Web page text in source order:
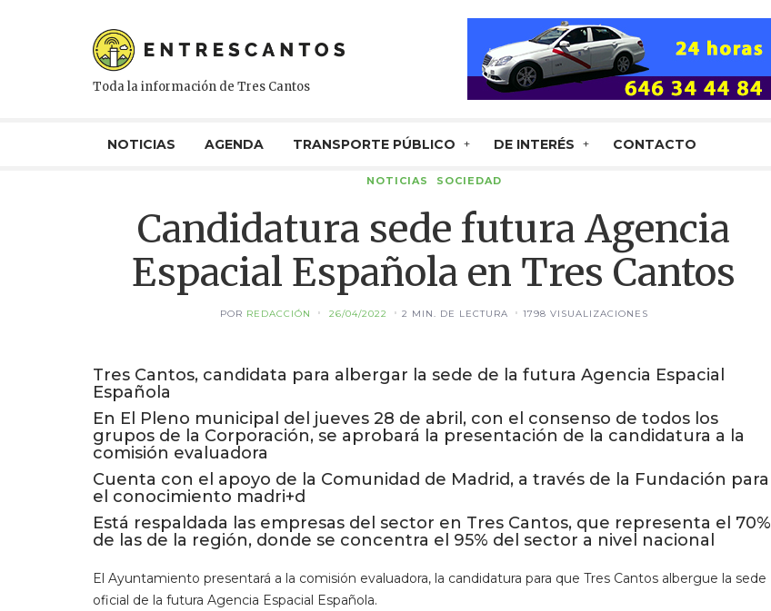
Toda la información de Tres Cantos
NOTICIAS AGENDA TRANSPORTE PÚBLICO DE INTERÉS CONTACTO
NOTICIAS SOCIEDAD
Candidatura sede futura Agencia
Espacial Española en Tres Cantos
POR REDACCIÓN 26/04/2022 2 MIN. DE LECTURA 1798 VISUALIZACIONES
Tres Cantos, candidata para albergar la sede de la futura Agencia Espacial
Española
En El Pleno municipal del jueves 28 de abril, con el consenso de todos los
grupos de la Corporación, se aprobará la presentación de la candidatura a la
comisión evaluadora
Cuenta con el apoyo de la Comunidad de Madrid, a través de la Fundación para
el conocimiento madri+d
Está respaldada las empresas del sector en Tres Cantos, que representa el 70%
de las de la región, donde se concentra el 95% del sector a nivel nacional
El Ayuntamiento presentará a la comisión evaluadora, la candidatura para que Tres Cantos albergue la sede
oficial de la futura Agencia Espacial Española.